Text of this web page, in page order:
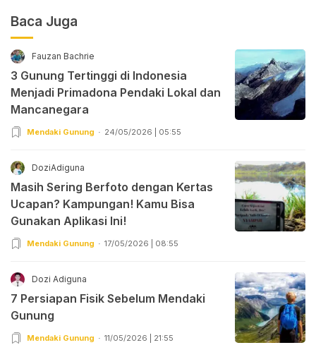
Baca Juga
Fauzan Bachrie
3 Gunung Tertinggi di Indonesia
Menjadi Primadona Pendaki Lokal dan
Mancanegara
Mendaki Gunung 24/05/2026 | 05:55
DoziAdiguna
Masih Sering Berfoto dengan Kertas
Ucapan? Kampungan! Kamu Bisa
Gunakan Aplikasi Ini!
Mendaki Gunung 17/05/2026 | 08:55
Dozi Adiguna
7 Persiapan Fisik Sebelum Mendaki
Gunung
Mendaki Gunung 11/05/2026 | 21:55